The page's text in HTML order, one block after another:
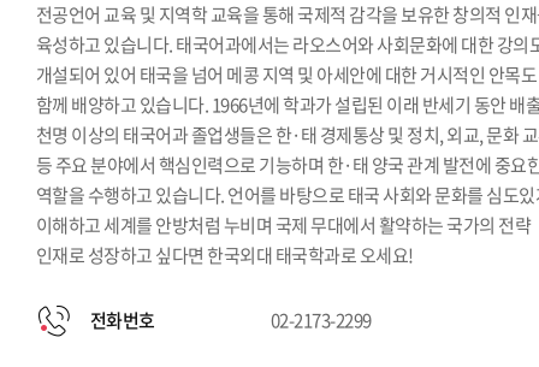
전공언어 교육 및 지역학 교육을 통해 국제적 감각을 보유한 창의적 인
육성하고 있습니다. 태국어과에서는 라오스어와 사회문화에 대한 강의
개설되어 있어 태국을 넘어 메콩 지역 및 아세안에 대한 거시적인 안목도
함께 배양하고 있습니다. 1966년에 학과가 설립된 이래 반세기 동안 배
천명 이상의 태국어과 졸업생들은 한·태 경제통상 및 정치, 외교, 문화
등 주요 분야에서 핵심인력으로 기능하며 한·태 양국 관계 발전에 중요
역할을 수행하고 있습니다. 언어를 바탕으로 태국 사회와 문화를 심도
이해하고 세계를 안방처럼 누비며 국제 무대에서 활약하는 국가의 전략
인재로 성장하고 싶다면 한국외대 태국학과로 오세요!
전화번호 02-2173-2299